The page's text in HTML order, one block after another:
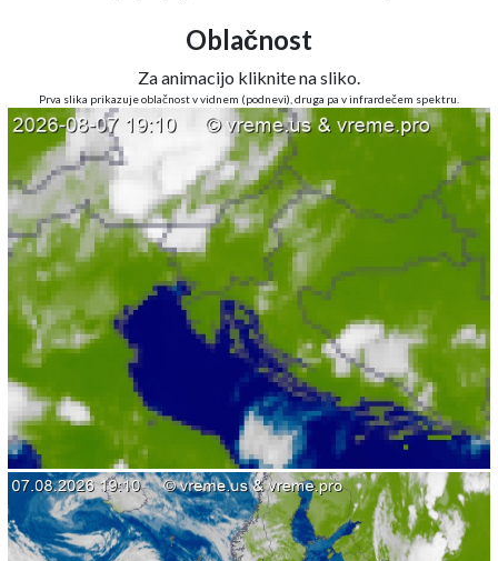
Oblačnost
Za animacijo kliknite na sliko.
Prva slika prikazuje oblačnost v vidnem (podnevi), druga pa v infrardečem spektru.